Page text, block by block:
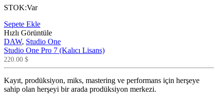
STOK:Var
Sepete Ekle
Hızlı Görüntüle
DAW, Studio One
Studio One Pro 7 (Kalıcı Lisans)
220.00 $
Kayıt, prodüksiyon, miks, mastering ve performans için herşeye
sahip olan herşeyi bir arada prodüksiyon merkezi.